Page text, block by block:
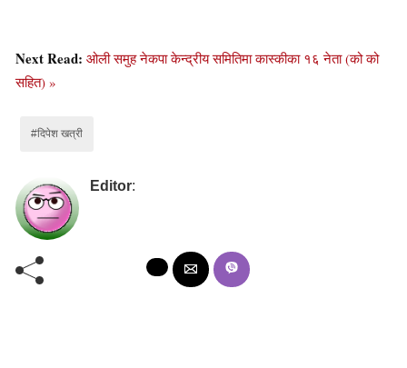
Next Read: ओली समुह नेकपा केन्द्रीय समितिमा कास्कीका १६ नेता (को को
सहित) »
#दिपेश खत्री
Editor: